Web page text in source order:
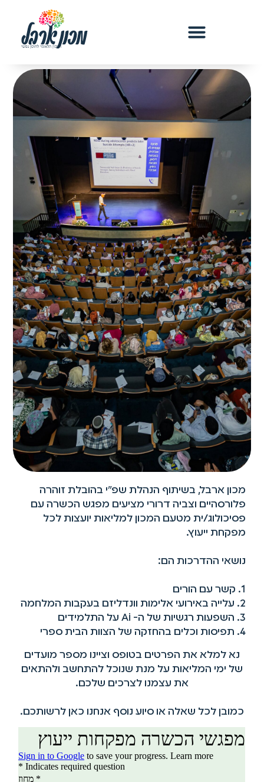
מכון ארבל, בשיתוף הנהלת שפ"י בהובלת זוהרה
פלורסהיים וצביה דרורי מציעים מפגש הכשרה עם
פסיכולוג/ית מטעם המכון למליאות יועצות לכל
מפקחת ייעוץ.
נושאי ההדרכות הם:
1. קשר עם הורים
2. עלייה באירועי אלימות וונדליזם בעקבות המלחמה
3. השפעות רגשיות של ה- Ai על התלמידים
4. תפיסות וכלים בהחזקה של הצוות הבית ספרי
נא למלא את הפרטים בטופס וציינו מספר מועדים
של ימי המליאות על מנת שנוכל להתחשב ולהתאים
את עצמנו לצרכים שלכם.
כמובן לכל שאלה או סיוע נוסף אנחנו כאן לרשותכם.